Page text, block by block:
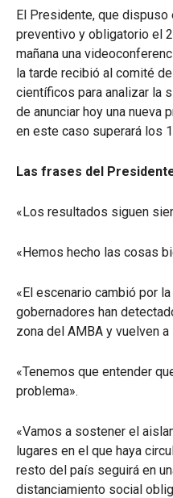
El Presidente, que
preventivo y obligatorio el
mañana una
la tarde recibió al comité
científicos para analizar la
de anunciar hoy una nueva
en este caso superará los
Las frases del
«Los resultados siguen
«Hemos hecho las cosas
«El escenario cambió por
gobernadores han
zona del AMBA y vuelven
«Tenemos que entender
problema».
«Vamos a sostener el
lugares en el que haya
resto del país seguirá en
distanciamiento social